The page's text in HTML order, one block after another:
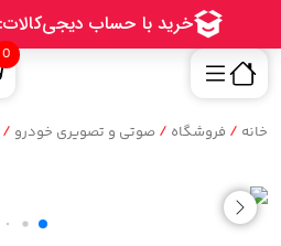
0
خانه / فروشگاه / صوتی و تصویری خودرو /